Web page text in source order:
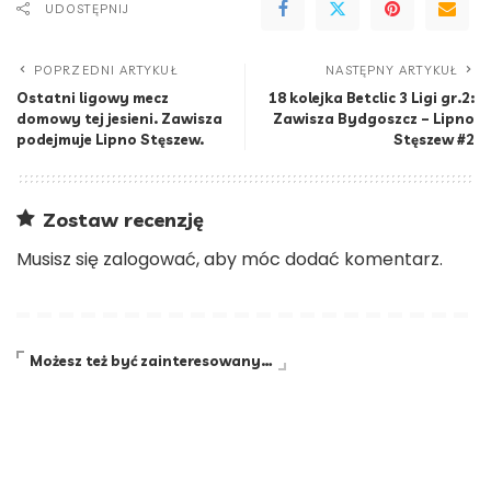
UDOSTĘPNIJ
POPRZEDNI ARTYKUŁ
Ostatni ligowy mecz
domowy tej jesieni. Zawisza
podejmuje Lipno Stęszew.
NASTĘPNY ARTYKUŁ
18 kolejka Betclic 3 Ligi gr.2:
Zawisza Bydgoszcz – Lipno
Stęszew #2
Zostaw recenzję
Musisz się zalogować, aby móc dodać komentarz.
Możesz też być zainteresowany…